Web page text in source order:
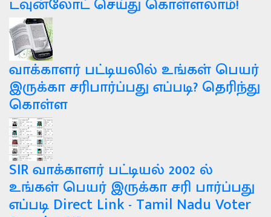
வாக்காளர் பட்டியலில் உங்கள் பெயர்
இருக்கா சரிபார்ப்பது எப்படி? தெரிந்து
கொள்ள
SIR வாக்காளர் பட்டியல் 2002 ல்
உங்கள் பெயர் இருக்கா சரி பார்ப்பது
எப்படி Direct Link - Tamil Nadu Voter